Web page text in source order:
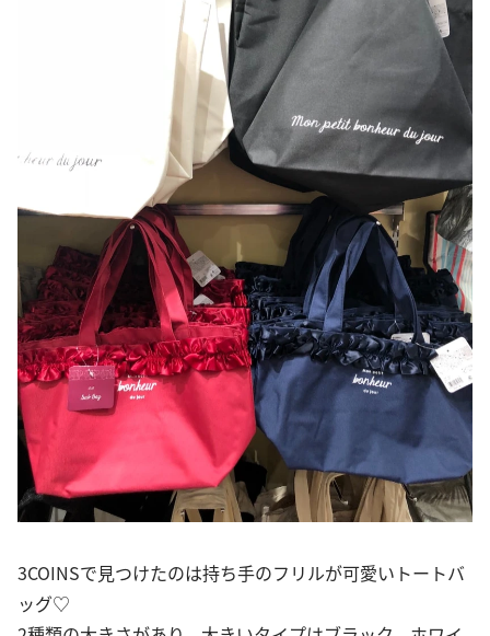
3COINSで見つけたのは持ち手のフリルが可愛いトートバ
ッグ♡